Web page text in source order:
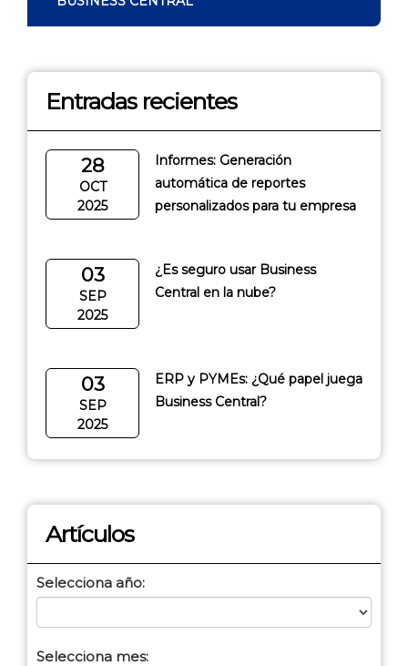
Entradas recientes
28
OCT
2025
Informes: Generación
automática de reportes
personalizados para tu empresa
03
SEP
2025
¿Es seguro usar Business
Central en la nube?
03
SEP
2025
ERP y PYMEs: ¿Qué papel juega
Business Central?
Artículos
Selecciona año:
Selecciona mes: